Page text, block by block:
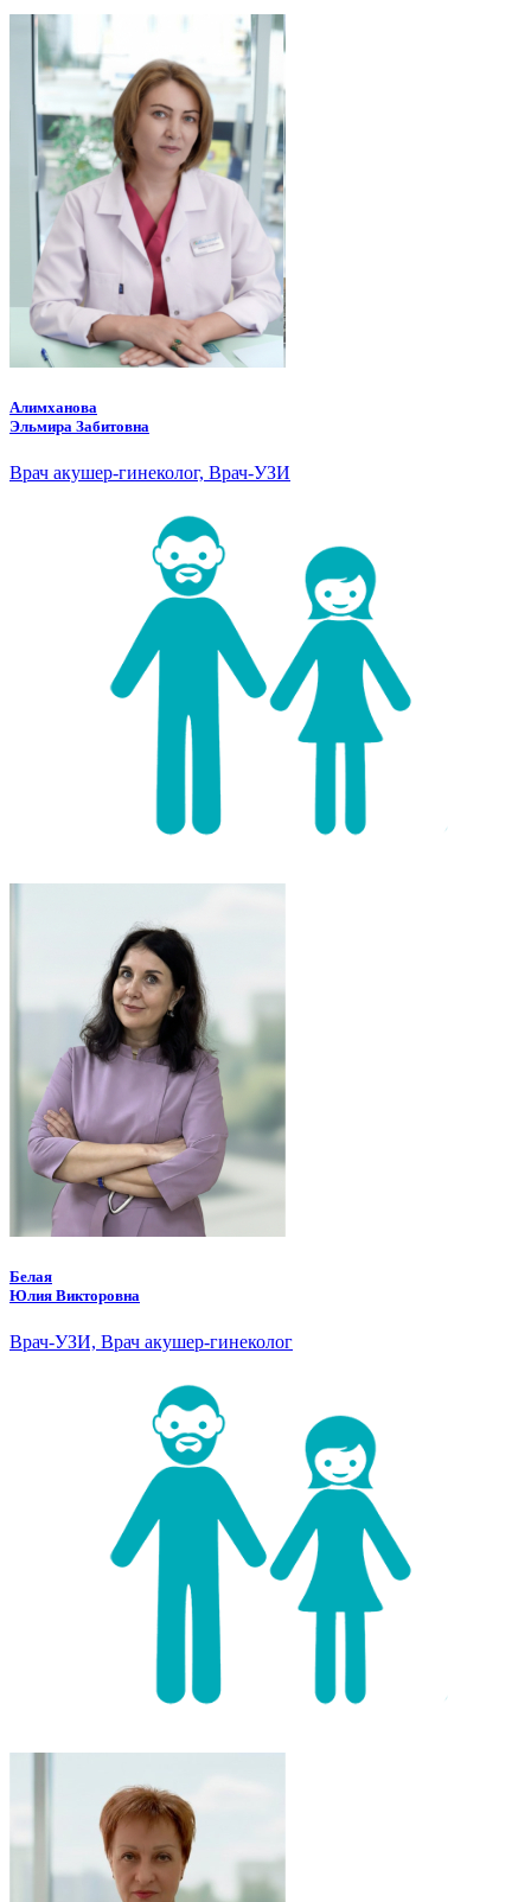
Алимханова
Эльмира Забитовна
Врач акушер-гинеколог, Врач-УЗИ
Белая
Юлия Викторовна
Врач-УЗИ, Врач акушер-гинеколог